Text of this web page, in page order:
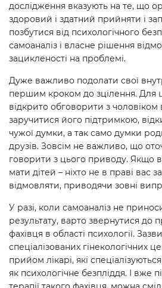
дослідження вказують на те, що
здоровий і здатний прийняти і
позбутися від психологічного
самоаналіз і власне рішення
зацикленості на проблемі.
Дуже важливо подолати свої
першим кроком до зцілення. Для
відкрито обговорити з чоловіком
заручитися його підтримкою,
чужої думки, а так само думки
друзів. Зовсім не важливо, що
говорити з цього приводу. Якщо
мати дітей – ніхто не в праві вас
відмовляти, приводячи зовні
У разі, коли самоаналіз не
результату, варто звернутися до
фахівця в області психології.
спеціалізованих гінекологічних
прийом лікарі, які
як психологічне безпліддя. І вже